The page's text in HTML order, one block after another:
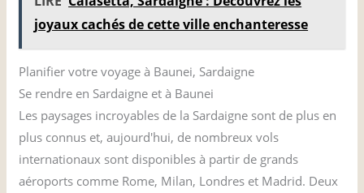
joyaux cachés de cette ville enchanteresse
Planifier votre voyage à Baunei, Sardaigne
Se rendre en Sardaigne et à Baunei
Les paysages incroyables de la Sardaigne sont de plus en
plus connus et, aujourd'hui, de nombreux vols
internationaux sont disponibles à partir de grands
aéroports comme Rome, Milan, Londres et Madrid. Deux